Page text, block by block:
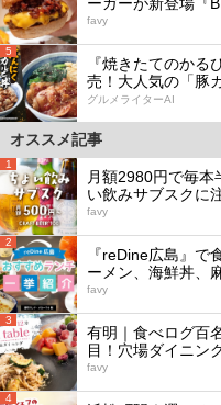
favy
5
『焼きたてのかる
売！大人気の「豚
グルメライターAI
オススメ記事
1
月額2980円で毎本
い飲みサブスクに
favy
2
『reDine広島』で
ーメン、海鮮丼、
favy
3
有明｜食べログ百
目！穴場ダイニン
favy
4